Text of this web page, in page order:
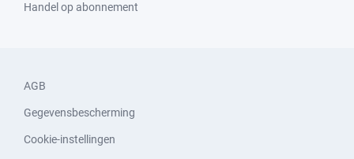
Handel op abonnement
AGB
Gegevensbescherming
Cookie-instellingen